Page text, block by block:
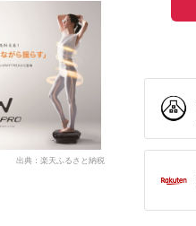
出典：楽天ふるさと納税